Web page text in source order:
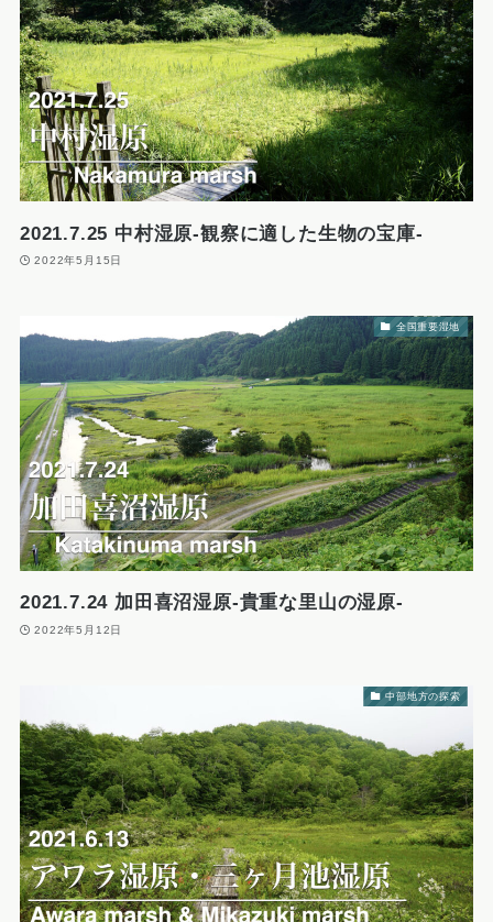
2021.7.25 中村湿原-観察に適した生物の宝庫-
2022年5月15日
全国重要湿地
2021.7.24 加田喜沼湿原-貴重な里山の湿原-
2022年5月12日
中部地方の探索